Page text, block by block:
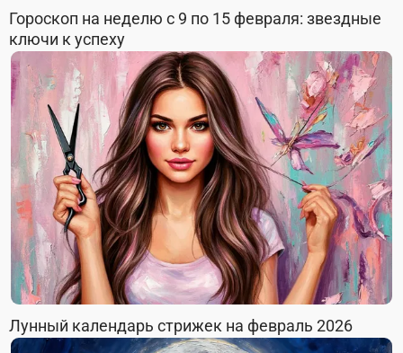
Гороскоп на неделю с 9 по 15 февраля: звездные
ключи к успеху
Лунный календарь стрижек на февраль 2026